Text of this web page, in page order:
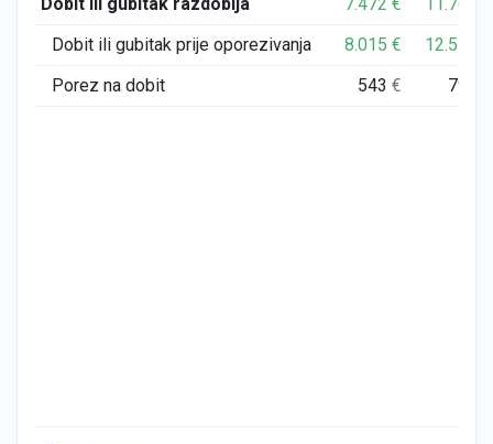
Dobit ili gubitak prije oporezivanja
8.015€ 12.559
Porez na dobit
543€ 791